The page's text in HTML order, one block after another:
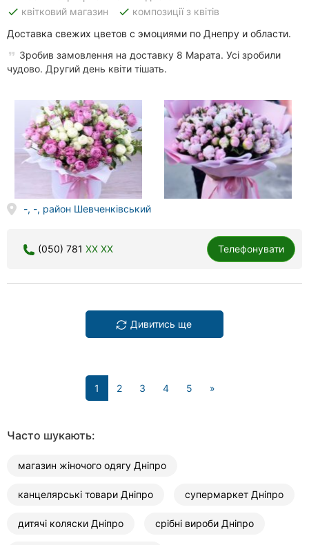
done квітковий магазин done композиції з квітів
Доставка свежих цветов с эмоциями по Днепру и области.
Зробив замовлення на доставку 8 Марата. Усі зробили
чудово. Другий день квіти тішать.
-, -, район Шевченківський
(050) 781 XX XX Телефонувати
Дивитись ще
1 (current)
2 3 4 5 »
Часто шукають:
магазин жіночого одягу Дніпро
канцелярські товари Дніпро супермаркет Дніпро
дитячі коляски Дніпро срібні вироби Дніпро